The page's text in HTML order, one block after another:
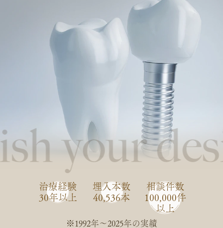
治療経験
30年以上
埋入本数
40,536本
相談件数
100,000件
以上
※1992年〜2025年の実績